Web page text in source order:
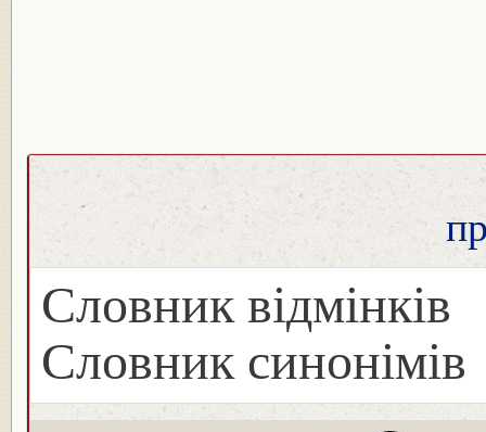
Словник відмінків
Словник синонімів